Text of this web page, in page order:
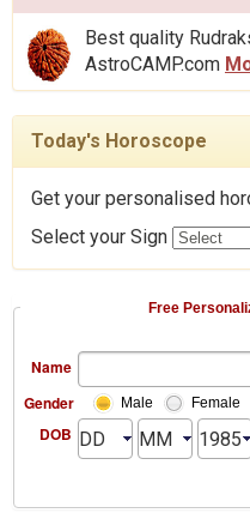
Best quality
AstroCAMP.com
Today's Horoscope
Get your personalised
Select your Sign
Free
Name
Gender
Male Female
DOB